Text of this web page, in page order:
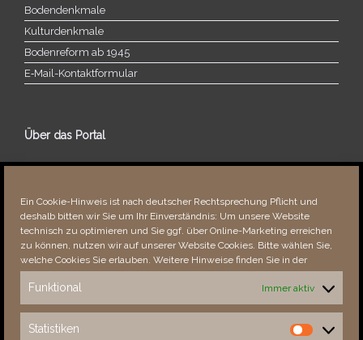
Ein Cookie-Hinweis ist nach deutscher Rechtsprechung Pflicht und
deshalb bitten wir Sie um Ihr Einverständnis: Um unsere Website
technisch zu optimieren und Sie ggf. über Online-Marketing erreichen
zu können, nutzen wir auf unserer Website Cookies. Bitte wählen Sie,
welche Cookies Sie erlauben. Weitere Hinweise finden Sie in der
Funktional Immer aktiv
Statistiken
Statistiken
Bodendenkmale
Kulturdenkmale
Bodenreform ab 1945
E‑Mail-​​Kontaktformular
Über das Portal
Über dieses Portal
Fehler bemerkt?
Besucher seit 08/​2021